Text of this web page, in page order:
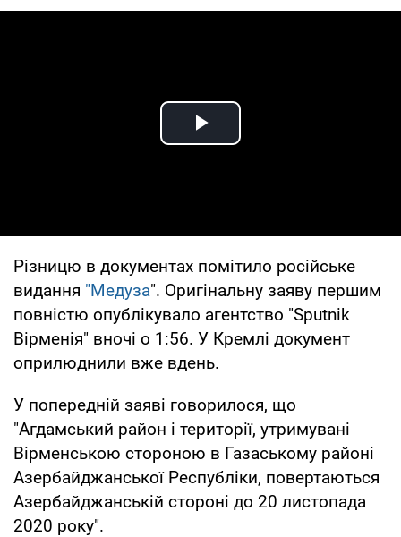
Play Video
Різницю в документах помітило російське
видання "Медуза". Оригінальну заяву першим
повністю опублікувало агентство "Sputnik
Вірменія" вночі о 1:56. У Кремлі документ
оприлюднили вже вдень.
У попередній заяві говорилося, що
"Агдамський район і території, утримувані
Вірменською стороною в Газаському районі
Азербайджанської Республіки, повертаються
Азербайджанській стороні до 20 листопада
2020 року".